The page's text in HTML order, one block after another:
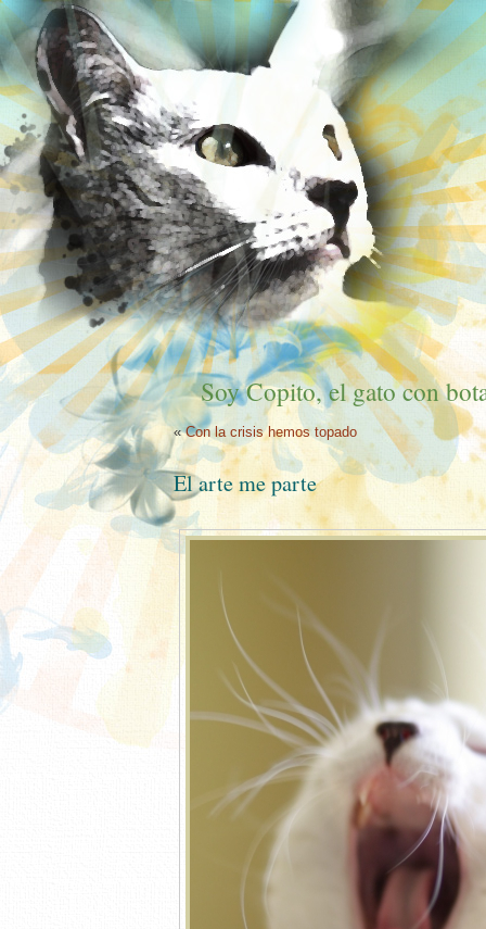
Soy Copito, el gato con
«Con la crisis hemos topado
El arte me parte